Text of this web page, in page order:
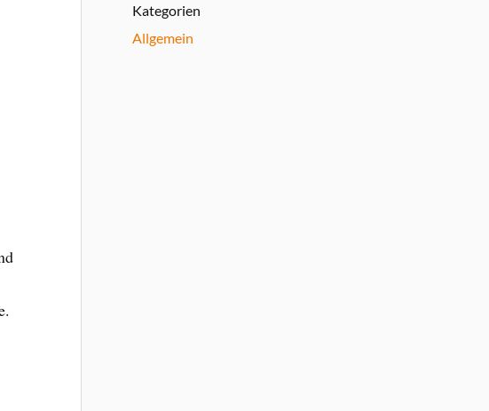
Kategorien
Allgemein